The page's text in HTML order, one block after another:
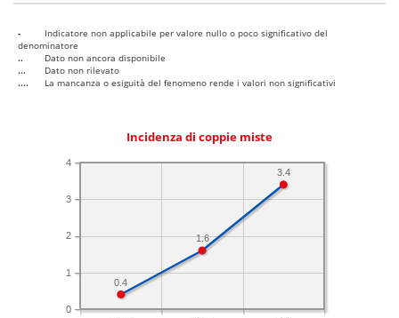
-
Indicatore non applicabile per valore nullo o poco significativo del
denominatore
..
Dato non ancora disponibile
...
Dato non rilevato
....
La mancanza o esiguità del fenomeno rende i valori non significativi
Incidenza di coppie miste
0
1
2
3
4
3.4
1.6
0.4